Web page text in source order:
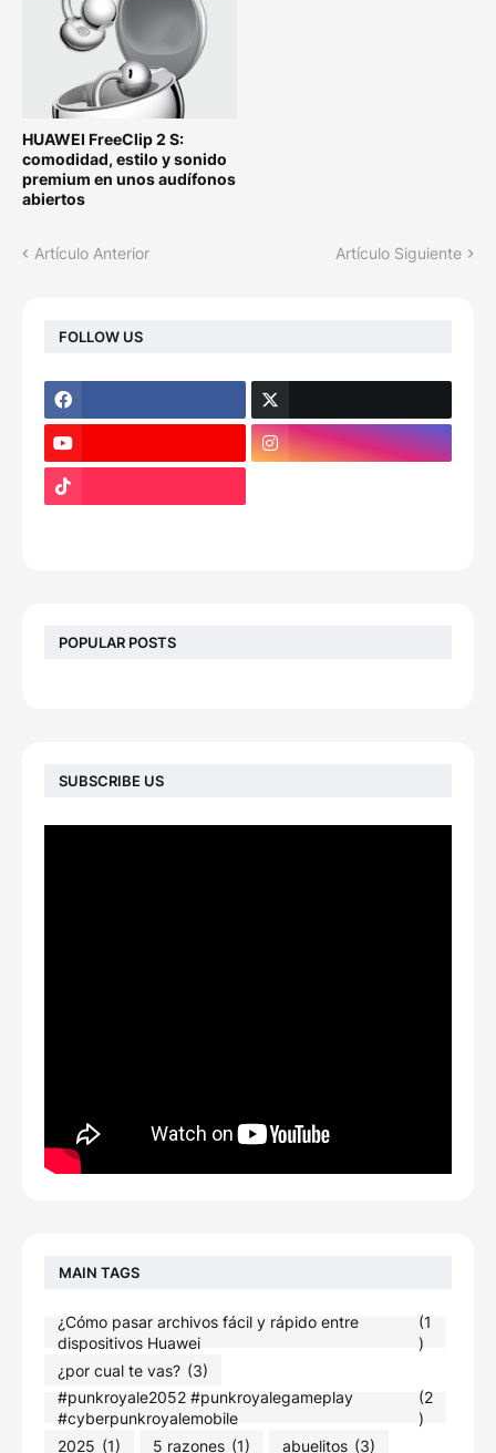
HUAWEI FreeClip 2 S:
comodidad, estilo y sonido
premium en unos audífonos
abiertos
Artículo Anterior Artículo Siguiente
FOLLOW US
POPULAR POSTS
SUBSCRIBE US
MAIN TAGS
¿Cómo pasar archivos fácil y rápido entre
dispositivos Huawei
(1
)
¿por cual te vas? (3)
#punkroyale2052​ #punkroyalegameplay​
#cyberpunkroyalemobile
(2
)
2025 (1) 5 razones (1) abuelitos (3)